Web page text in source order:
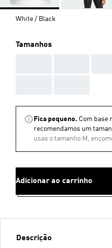
White / Black
Tamanhos
Fica pequeno. Com base
recomendamos um
usas o tamanho M,
Adicionar ao carrinho
Descrição